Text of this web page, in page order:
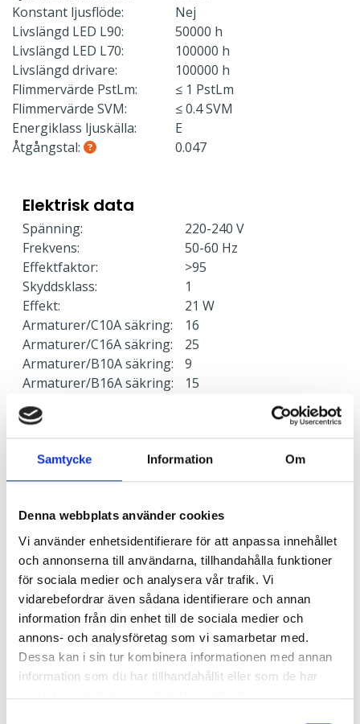
Samtycke Information Om
Denna webbplats använder cookies
Vi använder enhetsidentifierare för att anpassa innehållet
och annonserna till användarna, tillhandahålla funktioner
för sociala medier och analysera vår trafik. Vi
vidarebefordrar även sådana identifierare och annan
information från din enhet till de sociala medier och
annons- och analysföretag som vi samarbetar med.
Dessa kan i sin tur kombinera informationen med annan
information som du har tillhandahållit eller som de har
Konstant ljusflöde:
Nej
Livslängd LED L90:
50000 h
Livslängd LED L70:
100000 h
Livslängd drivare:
100000 h
Flimmervärde PstLm:
≤ 1 PstLm
Flimmervärde SVM:
≤ 0.4 SVM
Energiklass ljuskälla:
E
Åtgångstal:
0.047
Elektrisk data
Spänning:
220-240 V
Frekvens:
50-60 Hz
Effektfaktor:
>95
Skyddsklass:
1
Effekt:
21 W
Armaturer/C10A säkring:
16
Armaturer/C16A säkring:
25
Armaturer/B10A säkring:
9
Armaturer/B16A säkring:
15
Överspänningsskydd CM
kV/kA:
Överspänningsskydd DM
kV/kA:
1
Ljusstyrning
Ljusstyrning:
Tänd/släck
Sensor:
Utan sensor
Nödljus
Nödljus:
Ja
Typ av nödljus:
Batteribackup självtest
Brinntid i batteridrift:
1 h